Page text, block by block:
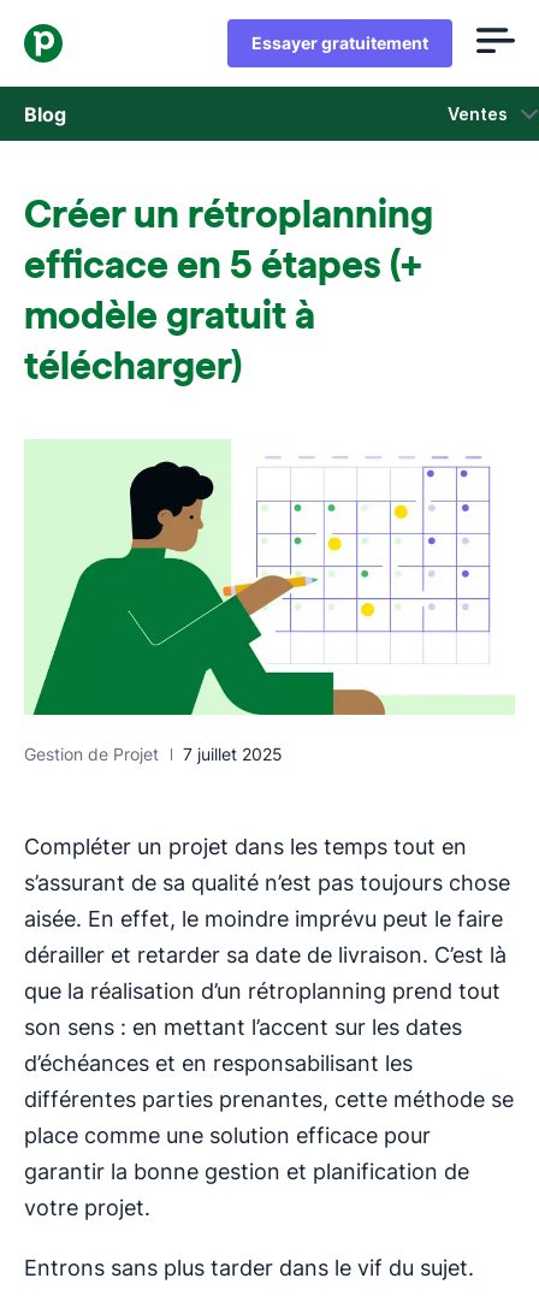
Essayer gratuitement
Blog Ventes
Marketing
Actus Produit
Études de cas
S'ouvre dans une nouvelle fenêtre
Créer un rétroplanning
efficace en 5 étapes (+
modèle gratuit à
télécharger)
Gestion de Projet 7 juillet 2025
Compléter un projet dans les temps tout en
s’assurant de sa qualité n’est pas toujours chose
aisée. En effet, le moindre imprévu peut le faire
dérailler et retarder sa date de livraison. C’est là
que la réalisation d’un rétroplanning prend tout
son sens : en mettant l’accent sur les dates
d’échéances et en responsabilisant les
différentes parties prenantes, cette méthode se
place comme une solution efficace pour
garantir la bonne gestion et planification de
votre projet.
Entrons sans plus tarder dans le vif du sujet.